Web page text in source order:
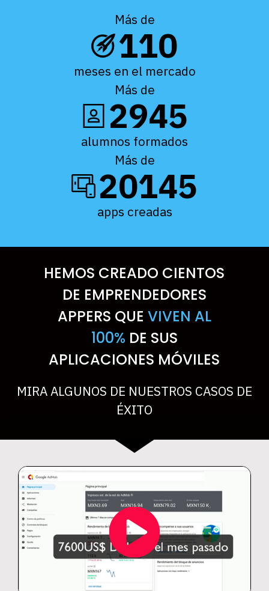
Más de
110
meses en el mercado
Más de
2945
alumnos formados
Más de
20145
apps creadas
HEMOS CREADO CIENTOS
DE EMPRENDEDORES
APPERS QUE VIVEN AL
100% DE SUS
APLICACIONES MÓVILES
MIRA ALGUNOS DE NUESTROS CASOS DE
ÉXITO